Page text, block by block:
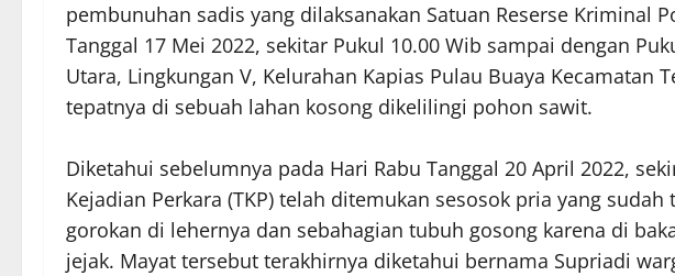
pembunuhan sadis yang dilaksanakan Satuan Reserse Kriminal
Tanggal 17 Mei 2022, sekitar Pukul 10.00 Wib sampai dengan
Utara, Lingkungan V, Kelurahan Kapias Pulau Buaya Kecamatan
tepatnya di sebuah lahan kosong dikelilingi pohon sawit.
Diketahui sebelumnya pada Hari Rabu Tanggal 20 April 2022,
Kejadian Perkara (TKP) telah ditemukan sesosok pria yang
gorokan di lehernya dan sebahagian tubuh gosong karena di
jejak. Mayat tersebut terakhirnya diketahui bernama Supriadi